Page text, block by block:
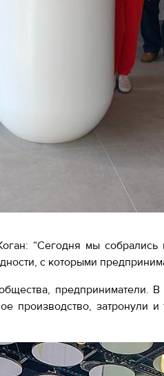
“Сегодня мы
с которыми
предприниматели.
производство, затронули